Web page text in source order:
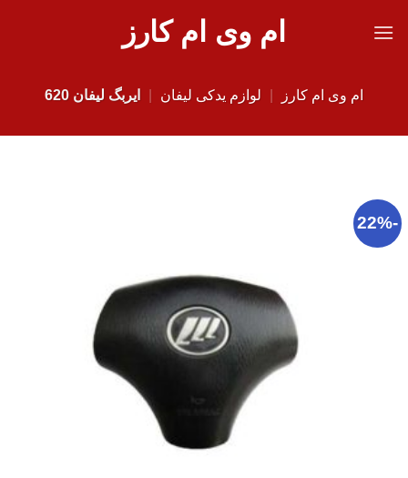
ام وی ام کارز
ام وی ام کارز لوازم یدکی لیفان ایربگ لیفان 620
-22%